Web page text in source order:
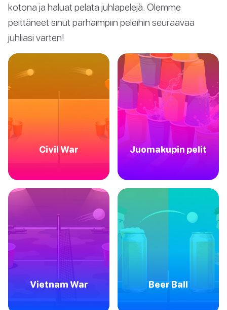
kotona ja haluat pelata juhlapelejä. Olemme
peittäneet sinut parhaimpiin peleihin seuraavaa
juhliasi varten!
Civil War Juomakupin pelit
Vietnam War Beer Ball